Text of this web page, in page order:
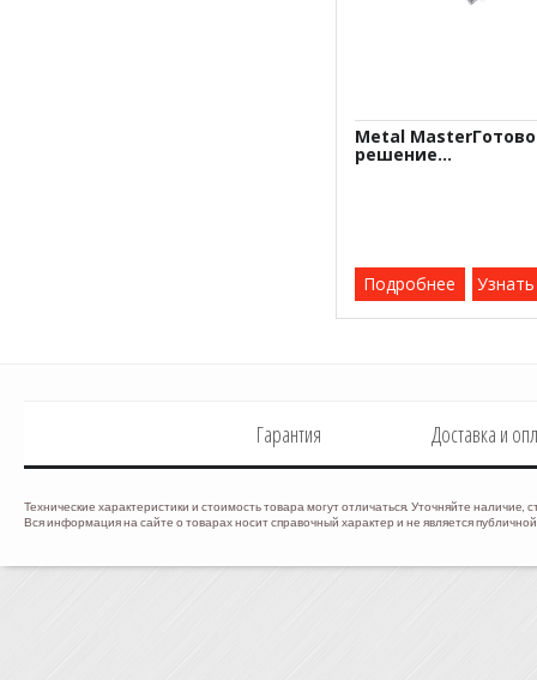
Metal
решение...
Подробнее
Гарантия Доставка и
Технические характеристики и стоимость товара могут отличаться. Уточняйте наличие,
Вся информация на сайте о товарах носит справочный характер и не является